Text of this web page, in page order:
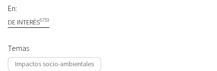
En:
DE INTERÉS6753
Temas
Impactos socio-ambientales